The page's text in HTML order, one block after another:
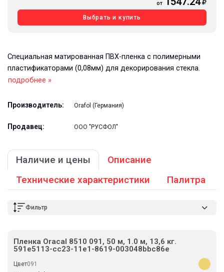
от
Выбрать и купить
Специальная матированная ПВХ-пленка с полимерными
пластификаторами (0,08мм) для декорирования стекла.
подробнее »
Производитель: Orafol (Германия)
Продавец: ООО "РУСФОЛ"
Наличие и цены
Описание
Технические характеристики
Палитра
Фильтр
Пленка Oracal 8510 091, 50 м, 1.0 м, 13,6 кг.
591e5113-cc23-11e1-8619-003048bbc86e
Цвет091